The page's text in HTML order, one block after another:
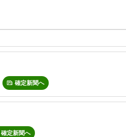
確定新聞へ
確定新聞へ